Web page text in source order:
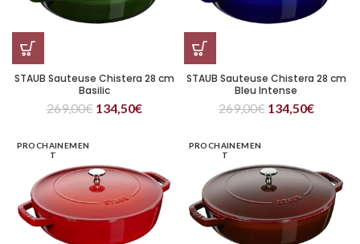
STAUB Sauteuse Chistera 28 cm
Basilic
269,00€ 134,50€
STAUB Sauteuse Chistera 28 cm
Bleu Intense
269,00€ 134,50€
PROCHAINEMEN
T
PROCHAINEMEN
T